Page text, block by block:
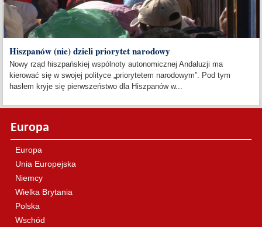
Hiszpanów (nie) dzieli priorytet narodowy
Nowy rząd hiszpańskiej wspólnoty autonomicznej Andaluzji ma
kierować się w swojej polityce „priorytetem narodowym”. Pod tym
hasłem kryje się pierwszeństwo dla Hiszpanów w...
Europa
Europa
Unia Europejska
Niemcy
Wielka Brytania
Polska
Wschód